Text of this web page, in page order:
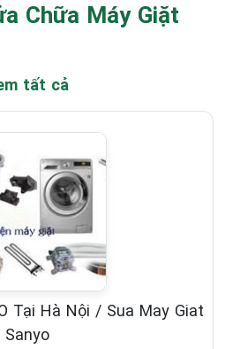
Chữa Máy Giặt
tất cả
Tại Hà Nội / Sua May Giat
Sanyo